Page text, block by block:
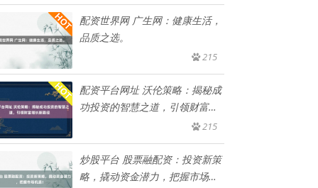
配资世界网 广生网：健康生活，
品质之选。
215
配资平台网址 沃伦策略：揭秘成
功投资的智慧之道，引领财富增
215
炒股平台 股票融配资：投资新策
略，撬动资金潜力，把握市场机